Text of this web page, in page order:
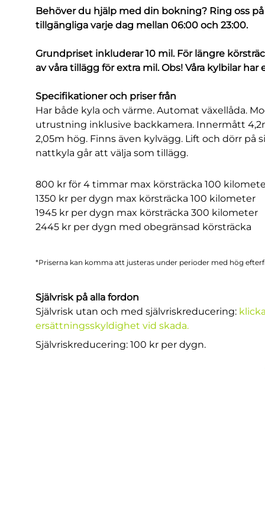
Behöver du hjälp med din bokning? Ring oss på
tillgängliga varje dag mellan 06:00 och 23:00.
Grundpriset inkluderar 10 mil. För längre
av våra tillägg för extra mil. Obs! Våra kylbilar har
Specifikationer och priser från
Har både kyla och värme. Automat växellåda.
utrustning inklusive backkamera. Innermått
2,05m hög. Finns även kylvägg. Lift och dörr på
nattkyla går att välja som tillägg.
800 kr för 4 timmar max körsträcka 100
1350 kr per dygn max körsträcka 100 kilometer
1945 kr per dygn max körsträcka 300 kilometer
2445 kr per dygn med obegränsad körsträcka
*Priserna kan komma att justeras under perioder med hög
Självrisk på alla fordon
Självrisk utan och med självriskreducering:
ersättningsskyldighet vid skada.
Självriskreducering: 100 kr per dygn.